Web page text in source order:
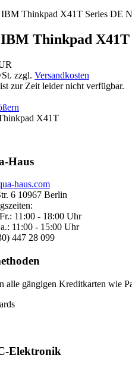
IBM Thinkpad X41T Series DE
Thinkpad X41T
zzgl. Versandkosten
zur Zeit leider nicht verfügbar.
X41T
Haus
haus.com
6 10967 Berlin
11:00 - 18:00 Uhr
- 15:00 Uhr
447 28 099
alle gängigen Kreditkarten wie
Elektronik